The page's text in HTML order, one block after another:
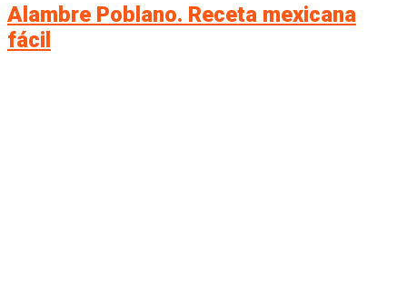
Alambre Poblano. Receta mexicana
fácil